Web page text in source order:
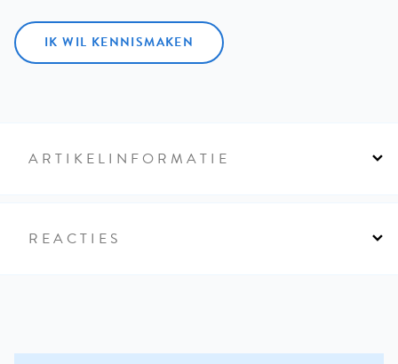
IK WIL KENNISMAKEN
ARTIKELINFORMATIE
REACTIES